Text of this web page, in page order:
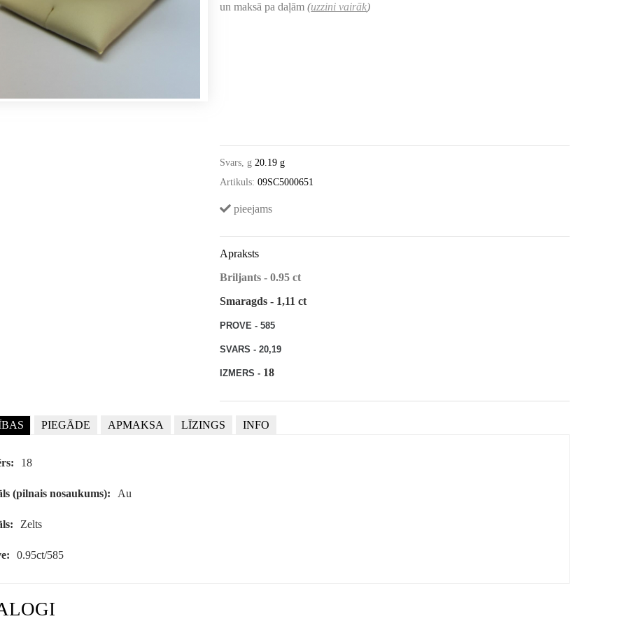
un maksā pa daļām(uzzini vairāk)
Svars, g 20.19 g
Artikuls: 09SC5000651
pieejams
Apraksts
Briljants - 0.95 ct
Smaragds - 1,11 ct
PROVE - 585
SVARS - 20,19
IZMERS - 18
PIEGĀDE APMAKSA LĪZINGS INFO
18
(pilnais nosaukums): Au
Zelts
0.95ct/585